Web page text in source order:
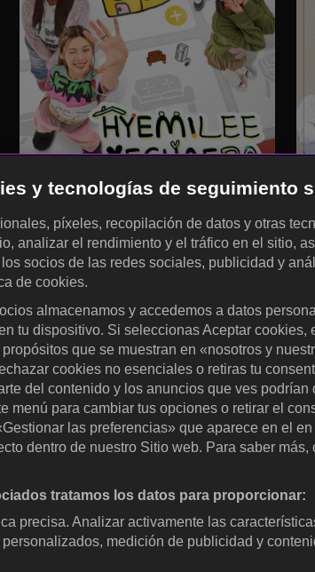
sociales
los derechos
KOCOWA+
Centro de ayuda
Términos de uso
Política de privacidad
Política de privacidad
Política de privacidad
y tecnologías de seguimiento
píxeles, recopilación de datos y otras
analizar el rendimiento y el tráfico en el sitio,
socios de las redes sociales, publicidad y
de cookies.
almacenamos y accedemos a datos
tu dispositivo. Si seleccionas Aceptar cookies,
que se muestran en «nosotros y
cookies no esenciales o retiras tu
del contenido y los anuncios que ves podrían
menú para cambiar tus opciones o retirar el
las preferencias» que aparece en el
dentro de nuestro Sitio web. Para saber
tratamos los datos para proporcionar:
precisa. Analizar activamente las
medición de publicidad y